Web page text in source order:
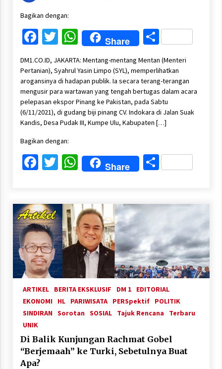
Bagikan dengan:
Facebook
Twitter
WhatsApp
Share Share
DM1.CO.ID, JAKARTA: Mentang-mentang Mentan (Menteri
Pertanian), Syahrul Yasin Limpo (SYL), memperlihatkan
arogansinya di hadapan publik. Ia secara terang-terangan
mengusir para wartawan yang tengah bertugas dalam acara
pelepasan ekspor Pinang ke Pakistan, pada Sabtu
(6/11/2021), di gudang biji pinang CV. Indokara di Jalan Suak
Kandis, Desa Pudak III, Kumpe Ulu, Kabupaten […]
Bagikan dengan:
Facebook
Twitter
WhatsApp
Share Share
ARTIKEL BERITA EKSKLUSIF DM 1
EDITORIAL
EKONOMI
HL PARIWISATA PERSpektif
POLITIK
SINDIRAN Sorotan SOSIAL Tajuk Rencana
Terbaru
UNIK
Di Balik Kunjungan Rachmat Gobel
“Berjemaah” ke Turki, Sebetulnya Buat
Apa?